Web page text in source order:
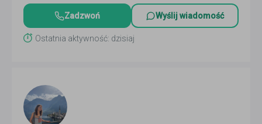
Zadzwoń Wyślij wiadomość
Ostatnia aktywność: dzisiaj